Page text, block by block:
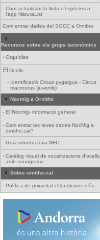
- Com actualitzar la llista d'espècies a
l'app NaturaList
Com entrar dades del SOCC a Ornitho
Recursos sobre els grups taxonòmics
- Orquídies
Ocells
- Identificació Circus pygargus - Circus
macrourus (juvenils)
Nocmig a Ornitho
- El Nocmig- informació general
- Com entrar les teves dades NocMig a
ornitho.cat?
- Guia introductòria NFC
- Catàleg visual de vocalitzacions d'ocells
amb sonograma
Sobre ornitho.cat
- Política de privacitat i Condicions d'ús